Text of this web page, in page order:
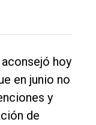
hoy
en junio no
y
de